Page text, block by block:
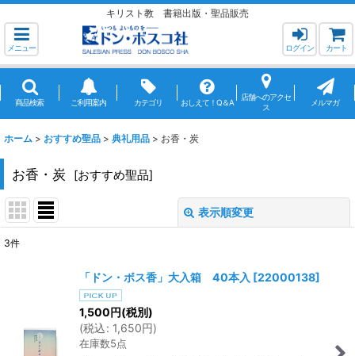
キリスト教 書籍出版・聖品販売
メニュー ログイン カート
商品検索 ご利用案内 カテゴリ おしえて！Q＆A
店舗へのアクセ
ス
メルマガ
ホーム > おすすめ聖品 > 典礼用品 > お香・炭
お香・炭 [おすすめ聖品]
表示順変更
3件
「ドン・ボス香」大入箱 40本入 [22000138]
1,500円(税別)
(税込: 1,650円)
在庫数5点